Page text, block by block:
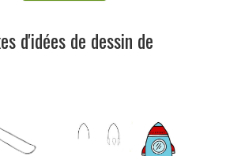
d'idées de dessin de